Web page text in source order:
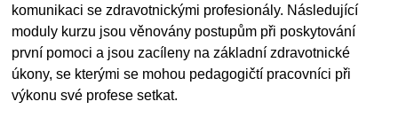
komunikaci se zdravotnickými profesionály. Následující
moduly kurzu jsou věnovány postupům při poskytování
první pomoci a jsou zacíleny na základní zdravotnické
úkony, se kterými se mohou pedagogičtí pracovníci při
výkonu své profese setkat.